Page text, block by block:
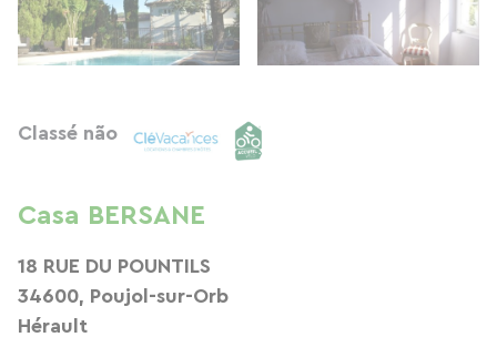
Classé não
Casa BERSANE
18 RUE DU POUNTILS
34600, Poujol-sur-Orb
Hérault